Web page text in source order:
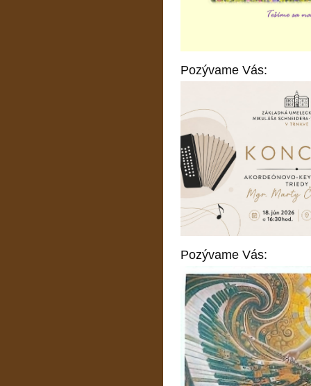
Pozývame Vás:
Pozývame Vás: